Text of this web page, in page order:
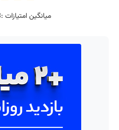
میانگین امتیازات :